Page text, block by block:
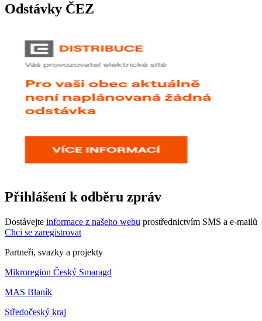
Odstávky ČEZ
Přihlášení k odběru zpráv
Dostávejte informace z našeho webu prostřednictvím SMS a e-mailů
Chci se zaregistrovat
Partneři, svazky a projekty
Mikroregion Český Smaragd
MAS Blaník
Středočeský kraj